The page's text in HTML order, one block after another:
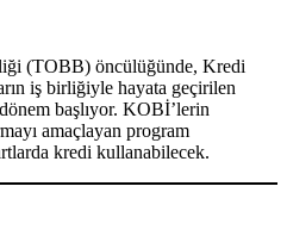
(TOBB) öncülüğünde, Kredi
iş birliğiyle hayata geçirilen
başlıyor. KOBİ’lerin
amaçlayan program
kredi kullanabilecek.